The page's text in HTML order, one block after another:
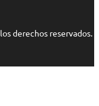
derechos reservados.